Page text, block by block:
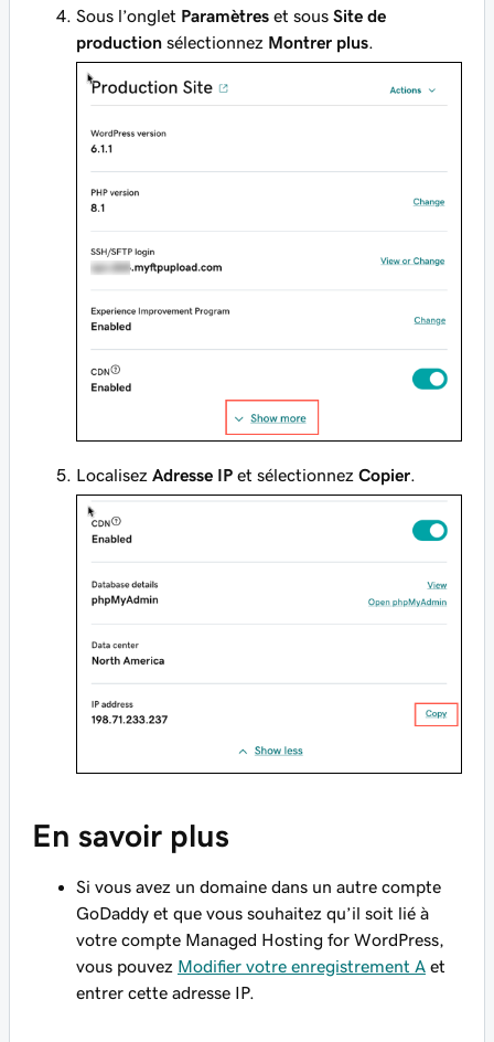
Sous l’onglet Paramètres et sous Site de
production sélectionnez Montrer plus.
Localisez Adresse IP et sélectionnez Copier.
En savoir plus
Si vous avez un domaine dans un autre compte
GoDaddy et que vous souhaitez qu’il soit lié à
votre compte Managed Hosting for WordPress,
vous pouvez Modifier votre enregistrement A et
entrer cette adresse IP.